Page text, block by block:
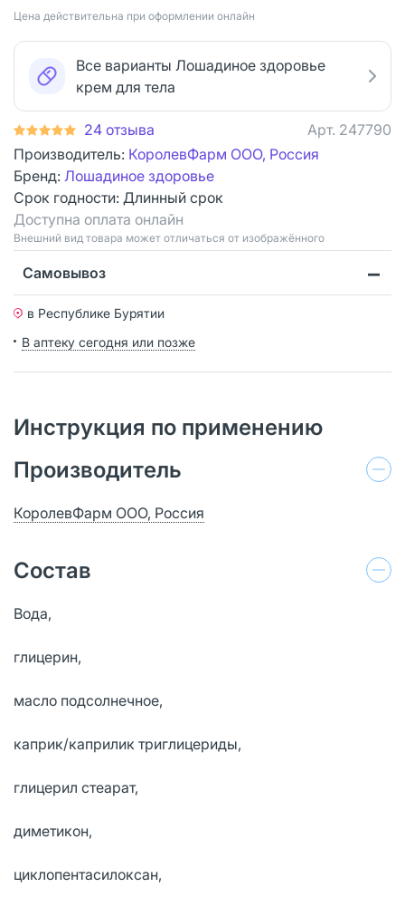
Цена действительна при оформлении онлайн
Все варианты Лошадиное здоровье
крем для тела
24 отзыва Арт. 247790
Производитель: КоролевФарм ООО, Россия
Бренд: Лошадиное здоровье
Срок годности: Длинный срок
Доступна оплата онлайн
Bнешний вид товара может отличаться от изображённого
Самовывоз
в Республике Бурятии
В аптеку сегодня или позже
Инструкция по применению
Производитель
КоролевФарм ООО, Россия
Состав
Вода,
глицерин,
масло подсолнечное,
каприк/каприлик триглицериды,
глицерил стеарат,
диметикон,
циклопентасилоксан,